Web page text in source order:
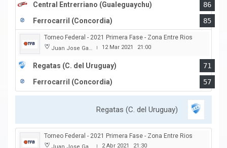
Central Entrerriano (Gualeguaychu)
86
Ferrocarril (Concordia)
85
Torneo Federal - 2021 Primera Fase - Zona Entre Rios
Juan Jose Garro | 12 Mar 2021 21:00
Regatas (C. del Uruguay)
71
Ferrocarril (Concordia)
57
Regatas (C. del Uruguay)
Torneo Federal - 2021 Primera Fase - Zona Entre Rios
| 2 Abr 2021 21:30